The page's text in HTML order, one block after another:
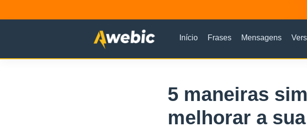
Início Frases Mensagens
5 maneiras
melhorar a